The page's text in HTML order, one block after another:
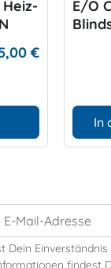
Heiz-
€
E/O
In
Dein
findest